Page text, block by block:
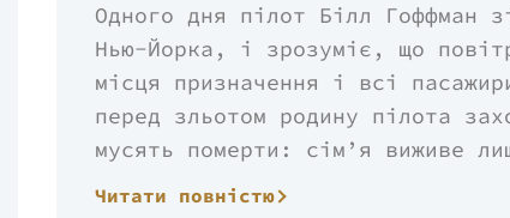
Одного дня пілот Білл Гоффман
Нью-Йорка, і зрозуміє, що
місця призначення і всі
перед зльотом родину пілота
мусять померти: сім’я виживе
слухатиметься вказівок і
Читати повністю